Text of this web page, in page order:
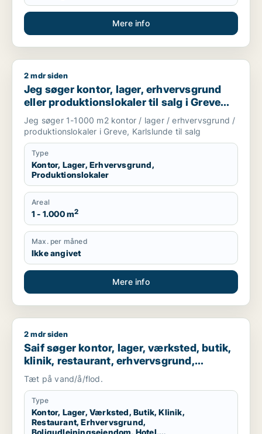
Mere info
Jeg søger kontor, lager, erhvervsgrund eller
2 mdr siden
Jeg søger kontor, lager, erhvervsgrund
eller produktionslokaler til salg i Greve
eller Karlslunde
Jeg søger 1-1000 m2 kontor / lager / erhvervsgrund /
produktionslokaler i Greve, Karlslunde til salg
Type
Kontor, Lager, Erhvervsgrund,
Produktionslokaler
Areal
1 - 1.000 m2
Max. per måned
Ikke angivet
Mere info
Saif søger kontor, lager, værksted, butik, klinik, restaurant,
2 mdr siden
Saif søger kontor, lager, værksted, butik,
klinik, restaurant, erhvervsgrund,
boligudlejningsejendom, hotel,
produktionslokaler eller garage til salg i
Storkøbenhavn
Tæt på vand/å/flod.
Type
Kontor, Lager, Værksted, Butik, Klinik,
Restaurant, Erhvervsgrund,
Boligudlejningsejendom, Hotel,